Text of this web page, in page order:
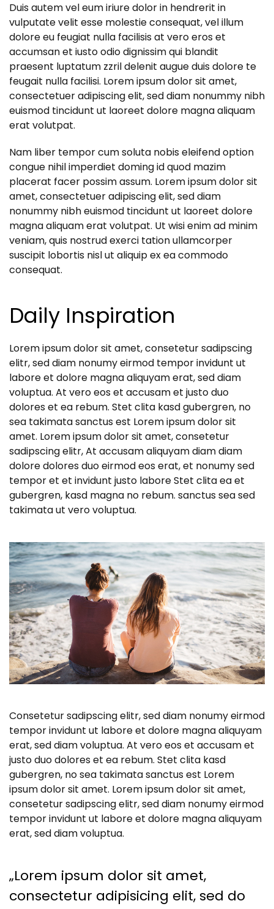
Duis autem vel eum iriure dolor in hendrerit in
vulputate velit esse molestie consequat, vel illum
dolore eu feugiat nulla facilisis at vero eros et
accumsan et iusto odio dignissim qui blandit
praesent luptatum zzril delenit augue duis dolore te
feugait nulla facilisi. Lorem ipsum dolor sit amet,
consectetuer adipiscing elit, sed diam nonummy nibh
euismod tincidunt ut laoreet dolore magna aliquam
erat volutpat.
Nam liber tempor cum soluta nobis eleifend option
congue nihil imperdiet doming id quod mazim
placerat facer possim assum. Lorem ipsum dolor sit
amet, consectetuer adipiscing elit, sed diam
nonummy nibh euismod tincidunt ut laoreet dolore
magna aliquam erat volutpat. Ut wisi enim ad minim
veniam, quis nostrud exerci tation ullamcorper
suscipit lobortis nisl ut aliquip ex ea commodo
consequat.
Daily Inspiration
Lorem ipsum dolor sit amet, consetetur sadipscing
elitr, sed diam nonumy eirmod tempor invidunt ut
labore et dolore magna aliquyam erat, sed diam
voluptua. At vero eos et accusam et justo duo
dolores et ea rebum. Stet clita kasd gubergren, no
sea takimata sanctus est Lorem ipsum dolor sit
amet. Lorem ipsum dolor sit amet, consetetur
sadipscing elitr, At accusam aliquyam diam diam
dolore dolores duo eirmod eos erat, et nonumy sed
tempor et et invidunt justo labore Stet clita ea et
gubergren, kasd magna no rebum. sanctus sea sed
takimata ut vero voluptua.
Consetetur sadipscing elitr, sed diam nonumy eirmod
tempor invidunt ut labore et dolore magna aliquyam
erat, sed diam voluptua. At vero eos et accusam et
justo duo dolores et ea rebum. Stet clita kasd
gubergren, no sea takimata sanctus est Lorem
ipsum dolor sit amet. Lorem ipsum dolor sit amet,
consetetur sadipscing elitr, sed diam nonumy eirmod
tempor invidunt ut labore et dolore magna aliquyam
erat, sed diam voluptua.
„Lorem ipsum dolor sit amet,
consectetur adipisicing elit, sed do